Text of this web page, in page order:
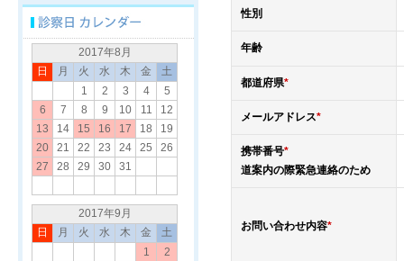
性別
年齢
都道府県*
メールアドレス*
携帯番号*
道案内の際緊急連絡のため
お問い合わせ内容*
2017年8月
日
月 火 水 木 金
土
1
2 3 4
5
6
7 8 9 10 11
12
13
14 15 16 17 18
19
20
21 22 23 24 25
26
27
28 29 30 31
2017年9月
日
月 火 水 木 金
土
1
2